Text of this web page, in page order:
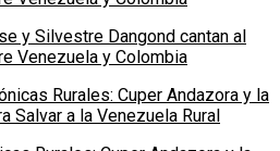
y Silvestre Dangond cantan al
Venezuela y Colombia